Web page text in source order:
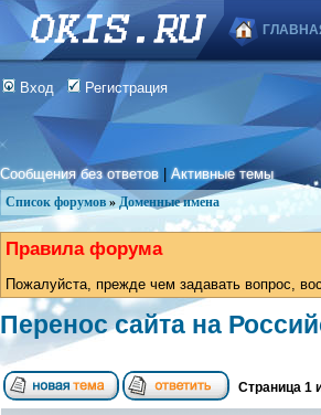
Вход Регистрация
Сообщения без ответов |Активные темы
Список форумов » Доменные имена
Правила форума
Пожалуйста, прежде чем задавать вопрос,
Перенос сайта на
Страница 1